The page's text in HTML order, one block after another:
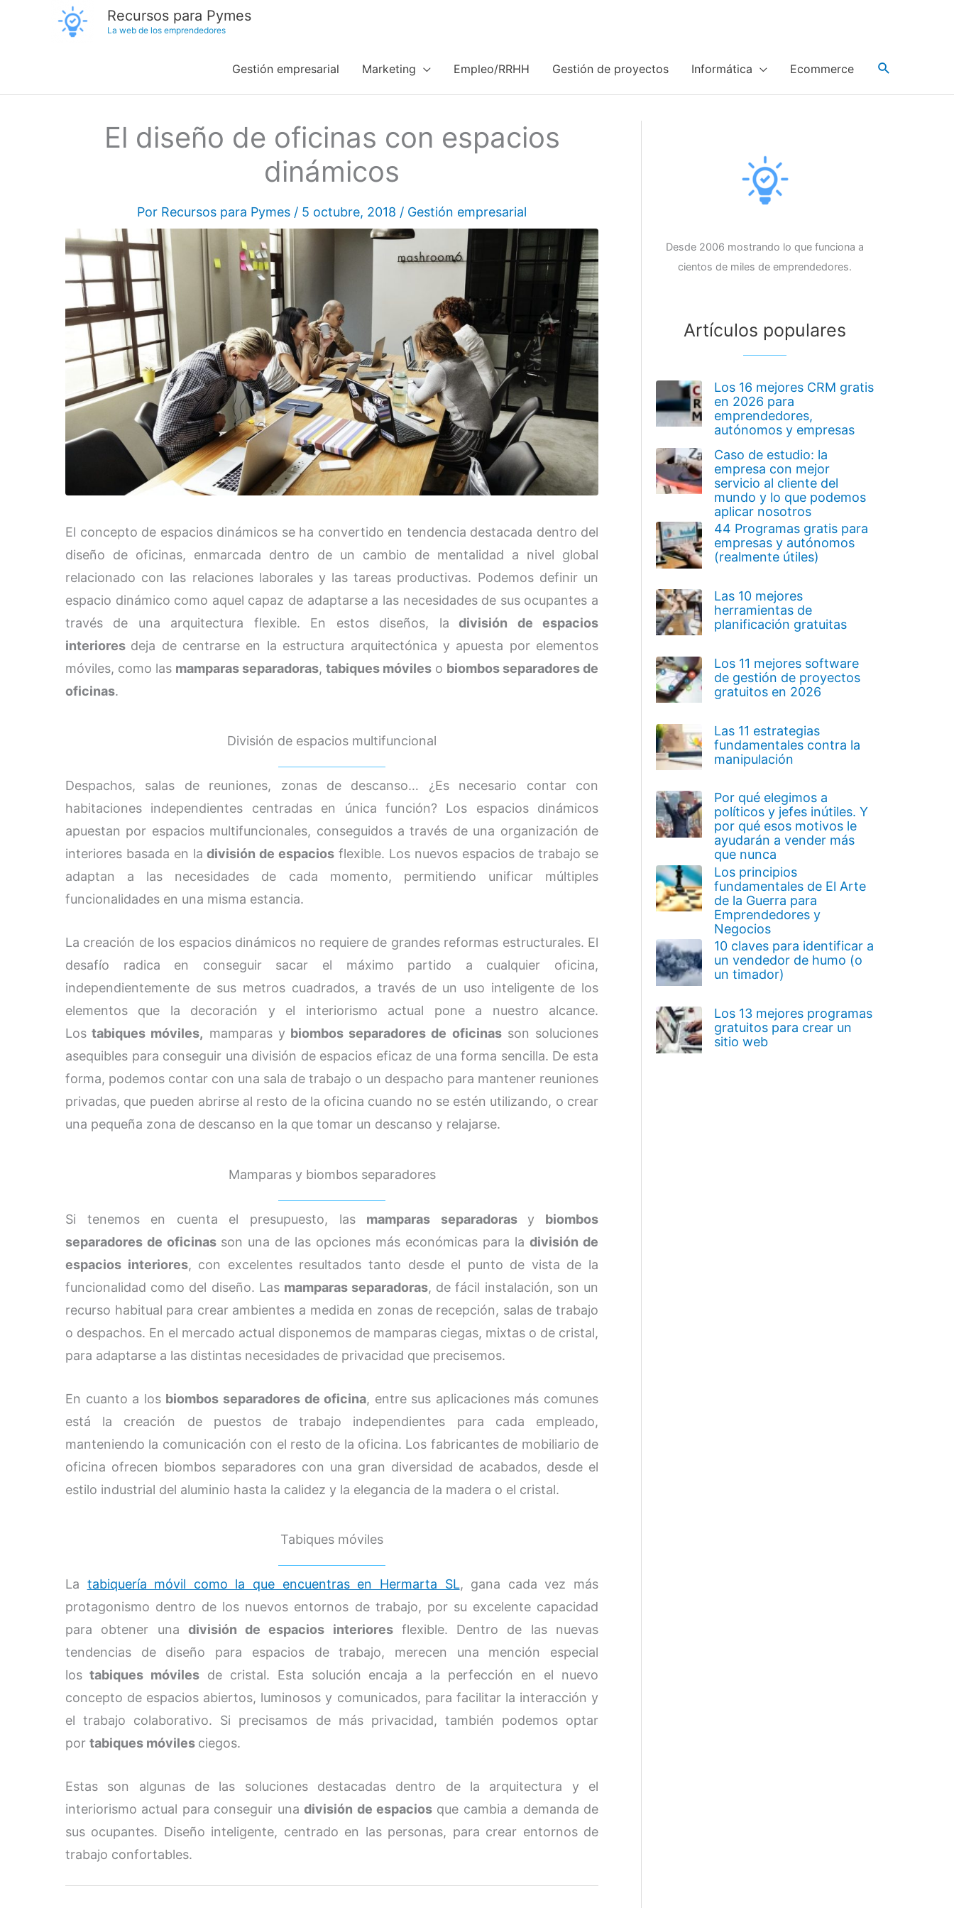
Recursos para Pymes
La web de los emprendedores
Gestión empresarial Marketing Empleo/RRHH Gestión de proyectos Informática Ecommerce
El diseño de oficinas con espacios
dinámicos
Por Recursos para Pymes / 5 octubre, 2018 / Gestión empresarial
El concepto de espacios dinámicos se ha convertido en tendencia destacada dentro del
diseño de oficinas, enmarcada dentro de un cambio de mentalidad a nivel global
relacionado con las relaciones laborales y las tareas productivas. Podemos definir un
espacio dinámico como aquel capaz de adaptarse a las necesidades de sus ocupantes a
través de una arquitectura flexible. En estos diseños, la división de espacios
interiores deja de centrarse en la estructura arquitectónica y apuesta por elementos
móviles, como las mamparas separadoras, tabiques móviles o biombos separadores de
oficinas.
División de espacios multifuncional
Despachos, salas de reuniones, zonas de descanso… ¿Es necesario contar con
habitaciones independientes centradas en única función? Los espacios dinámicos
apuestan por espacios multifuncionales, conseguidos a través de una organización de
interiores basada en la división de espacios flexible. Los nuevos espacios de trabajo se
adaptan a las necesidades de cada momento, permitiendo unificar múltiples
funcionalidades en una misma estancia.
La creación de los espacios dinámicos no requiere de grandes reformas estructurales. El
desafío radica en conseguir sacar el máximo partido a cualquier oficina,
independientemente de sus metros cuadrados, a través de un uso inteligente de los
elementos que la decoración y el interiorismo actual pone a nuestro alcance.
Los tabiques móviles, mamparas ybiombos separadores de oficinasson soluciones
asequibles para conseguir una división de espacios eficaz de una forma sencilla. De esta
forma, podemos contar con una sala de trabajo o un despacho para mantener reuniones
privadas, que pueden abrirse al resto de la oficina cuando no se estén utilizando, o crear
una pequeña zona de descanso en la que tomar un descanso y relajarse.
Mamparas y biombos separadores
Si tenemos en cuenta el presupuesto, las mamparas separadorasy biombos
separadores de oficinas son una de las opciones más económicas para la división de
espacios interiores, con excelentes resultados tanto desde el punto de vista de la
funcionalidad como del diseño. Las mamparas separadoras, de fácil instalación, son un
recurso habitual para crear ambientes a medida en zonas de recepción, salas de trabajo
o despachos. En el mercado actual disponemos de mamparas ciegas, mixtas o de cristal,
para adaptarse a las distintas necesidades de privacidad que precisemos.
En cuanto a los biombos separadores de oficina, entre sus aplicaciones más comunes
está la creación de puestos de trabajo independientes para cada empleado,
manteniendo la comunicación con el resto de la oficina. Los fabricantes de mobiliario de
oficina ofrecen biombos separadores con una gran diversidad de acabados, desde el
estilo industrial del aluminio hasta la calidez y la elegancia de la madera o el cristal.
Tabiques móviles
La tabiquería móvil como la que encuentras en Hermarta SL, gana cada vez más
protagonismo dentro de los nuevos entornos de trabajo, por su excelente capacidad
para obtener una división de espacios interioresflexible. Dentro de las nuevas
tendencias de diseño para espacios de trabajo, merecen una mención especial
los tabiques móvilesde cristal. Esta solución encaja a la perfección en el nuevo
concepto de espacios abiertos, luminosos y comunicados, para facilitar la interacción y
el trabajo colaborativo. Si precisamos de más privacidad, también podemos optar
por tabiques móviles ciegos.
Estas son algunas de las soluciones destacadas dentro de la arquitectura y el
interiorismo actual para conseguir unadivisión de espaciosque cambia a demanda de
sus ocupantes. Diseño inteligente, centrado en las personas, para crear entornos de
trabajo confortables.
Desde 2006 mostrando lo que funciona a
cientos de miles de emprendedores.
Artículos populares
Los 16 mejores CRM gratis
en 2026 para
emprendedores,
autónomos y empresas
Caso de estudio: la
empresa con mejor
servicio al cliente del
mundo y lo que podemos
aplicar nosotros
44 Programas gratis para
empresas y autónomos
(realmente útiles)
Las 10 mejores
herramientas de
planificación gratuitas
Los 11 mejores software
de gestión de proyectos
gratuitos en 2026
Las 11 estrategias
fundamentales contra la
manipulación
Por qué elegimos a
políticos y jefes inútiles. Y
por qué esos motivos le
ayudarán a vender más
que nunca
Los principios
fundamentales de El Arte
de la Guerra para
Emprendedores y
Negocios
10 claves para identificar a
un vendedor de humo (o
un timador)
Los 13 mejores programas
gratuitos para crear un
sitio web